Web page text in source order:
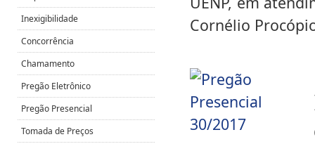
Cornélio
Inexigibilidade
Concorrência
Chamamento
Pregão Eletrônico
Pregão Presencial
Tomada de Preços